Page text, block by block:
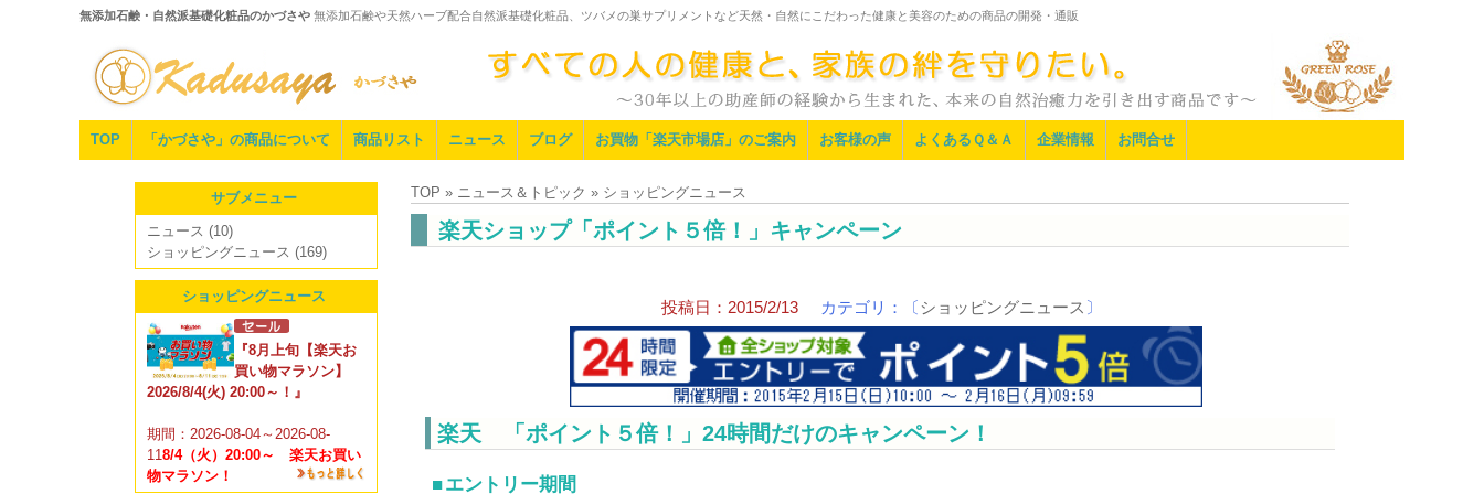
無添加石鹸・自然派基礎化粧品のかづさや 無添加石鹸や天然ハーブ配合自然派基礎化粧品、ツバメの巣サプリメントなど天然・自然にこだわった健康と美容のための商品の開発・通販
TOP 「かづさや」の商品について 商品リスト ニュース ブログ お買物「楽天市場店」のご案内 お客様の声 よくあるＱ＆Ａ 企業情報 お問合せ
TOP » ニュース＆トピック » ショッピングニュース
楽天ショップ「ポイント５倍！」キャンペーン
投稿日：2015/2/13 カテゴリ：〔ショッピングニュース 〕
楽天 「ポイント５倍！」24時間だけのキャンペーン！
エントリー期間
サブメニュー
ニュース (10)
ショッピングニュース (169)
ショッピングニュース
『8月上旬【楽天お
買い物マラソン】
2026/8/4(火) 20:00～！』
期間：2026-08-04～2026-08-
118/4（火）20:00～ 楽天お買い
物マラソン！